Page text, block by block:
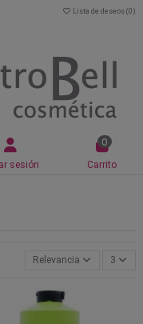
Lista de deseos (0 )
sesión
0
Carrito
Relevancia 3